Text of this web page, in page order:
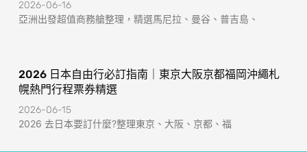
2026-06-16
亞洲出發超值商務艙整理，精選馬尼拉、曼谷、普吉島、
2026 日本自由行必訂指南｜東京大阪京都福岡沖繩札
幌熱門行程票券精選
2026-06-15
2026 去日本要訂什麼?整理東京、大阪、京都、福